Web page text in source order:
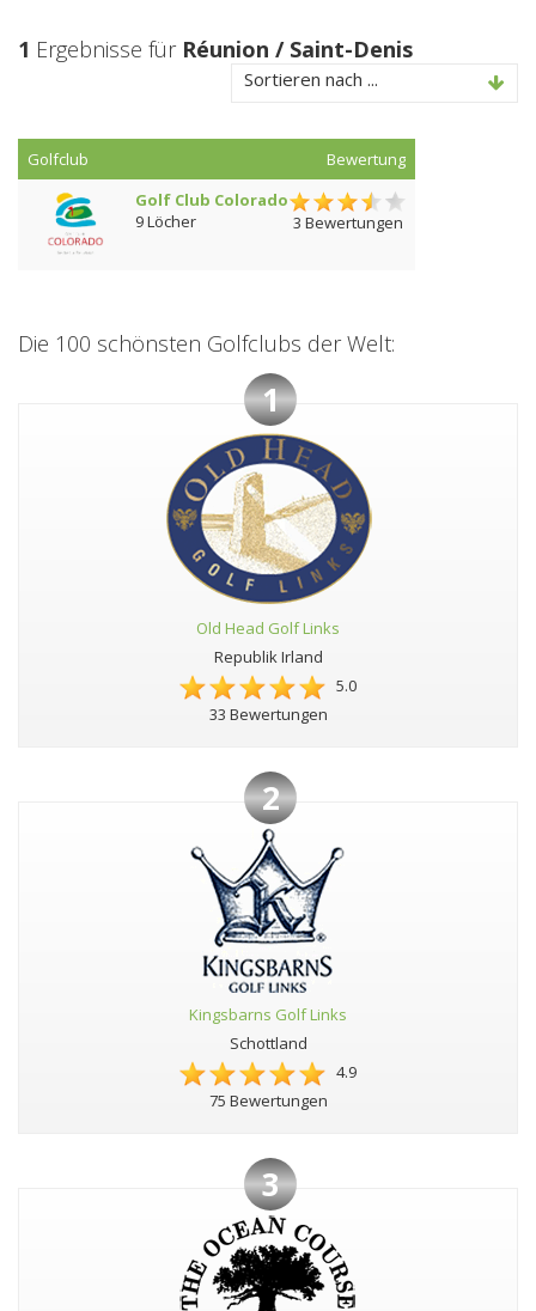
1 Ergebnisse für Réunion / Saint-Denis
Sortieren nach ...
Golfclub
Bewertung
Golf Club Colorado
9 Löcher
3 Bewertungen
Die 100 schönsten Golfclubs der Welt:
1
Old Head Golf Links
Republik Irland
5.0
33 Bewertungen
2
Kingsbarns Golf Links
Schottland
4.9
75 Bewertungen
3